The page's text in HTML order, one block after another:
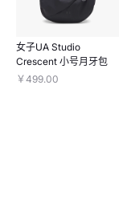
女子UA Studio
Crescent 小号月牙包
￥499.00